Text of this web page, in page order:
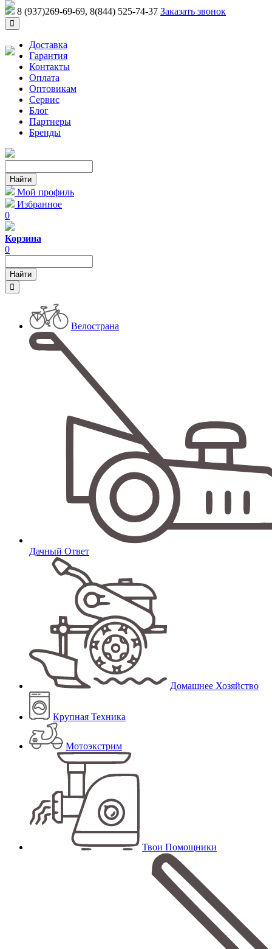
8 (937)269-69-69, 8(844) 525-74-37 Заказать звонок
Доставка
Гарантия
Контакты
Оплата
Оптовикам
Сервис
Блог
Партнеры
Бренды
Мой профиль
Избранное
0
Корзина
0
Велострана
Дачный Ответ
Домашнее Хозяйство
Крупная Техника
Мотоэкстрим
Твои Помощники